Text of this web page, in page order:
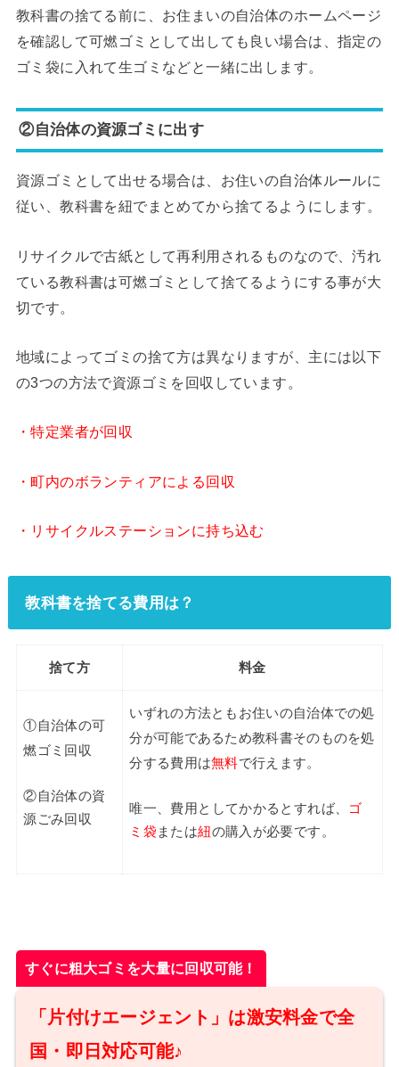
教科書の捨てる前に、お住まいの自治体のホームページ
を確認して可燃ゴミとして出しても良い場合は、指定の
ゴミ袋に入れて生ゴミなどと一緒に出します。
②自治体の資源ゴミに出す
資源ゴミとして出せる場合は、お住いの自治体ルールに
従い、教科書を紐でまとめてから捨てるようにします。
リサイクルで古紙として再利用されるものなので、汚れ
ている教科書は可燃ゴミとして捨てるようにする事が大
切です。
地域によってゴミの捨て方は異なりますが、主には以下
の3つの方法で資源ゴミを回収しています。
・特定業者が回収
・町内のボランティアによる回収
・リサイクルステーションに持ち込む
教科書を捨てる費用は？
捨て方 料金
①自治体の可
燃ゴミ回収
②自治体の資
源ごみ回収
いずれの方法ともお住いの自治体での処
分が可能であるため教科書そのものを処
分する費用は無料で行えます。
唯一、費用としてかかるとすれば、
ゴ
ミ袋 または紐の購入が必要です。
すぐに粗大ゴミを大量に回収可能！
「片付けエージェント」は激安料金で全
国・即日対応可能♪